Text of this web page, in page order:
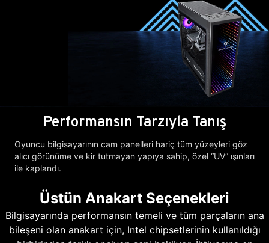
Performansın Tarzıyla Tanış
Oyuncu bilgisayarının cam panelleri hariç tüm yüzeyleri göz
alıcı görünüme ve kir tutmayan yapıya sahip, özel “UV” ışınları
ile kaplandı.
Üstün Anakart Seçenekleri
Bilgisayarında performansın temeli ve tüm parçaların ana
bileşeni olan anakart için, Intel chipsetlerinin kullanıldığı